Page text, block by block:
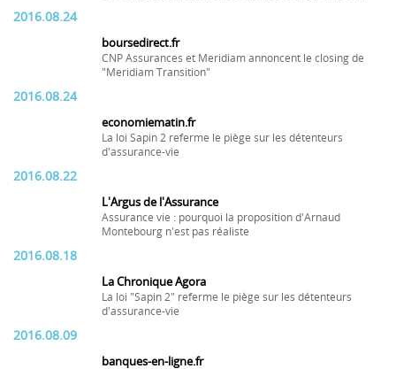
2016.08.24
boursedirect.fr
CNP Assurances et Meridiam annoncent le closing de
"Meridiam Transition"
2016.08.24
economiematin.fr
La loi Sapin 2 referme le piège sur les détenteurs
d'assurance-vie
2016.08.22
L'Argus de l'Assurance
Assurance vie : pourquoi la proposition d'Arnaud
Montebourg n'est pas réaliste
2016.08.18
La Chronique Agora
La loi "Sapin 2" referme le piège sur les détenteurs
d'assurance-vie
2016.08.09
banques-en-ligne.fr